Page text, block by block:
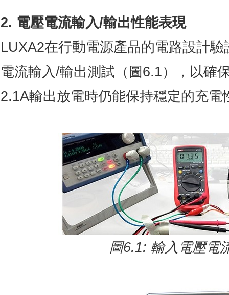
2. 電壓電流輸入/輸出性能表現
LUXA2在行動電源產品的電路設計
電流輸入/輸出測試（圖6.1），以確
2.1A輸出放電時仍能保持穩定的充電
圖6.1: 輸入電壓電